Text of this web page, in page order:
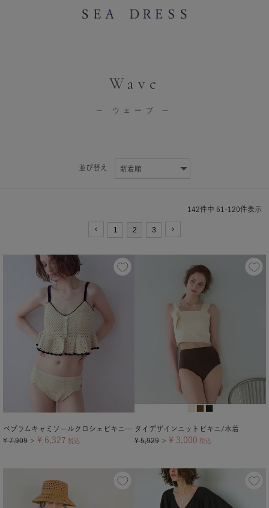
Wave
─ ウェーブ ─
並び替え
142件中 61 -120件表示
1 2 3
ペプラムキャミソールクロシェビキニ/水着
¥ 7,909 ＞ ¥ 6,327 税込
タイデザインニットビキニ/水着
¥ 5,929 ＞ ¥ 3,000 税込